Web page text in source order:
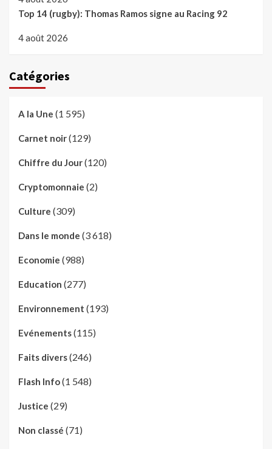
Top 14 (rugby): Thomas Ramos signe au Racing 92
4 août 2026
Catégories
A la Une (1 595)
Carnet noir(129)
Chiffre du Jour(120)
Cryptomonnaie (2)
Culture (309)
Dans le monde (3 618)
Economie (988)
Education (277)
Environnement (193)
Evénements(115)
Faits divers(246)
Flash Info(1 548)
Justice (29)
Non classé (71)